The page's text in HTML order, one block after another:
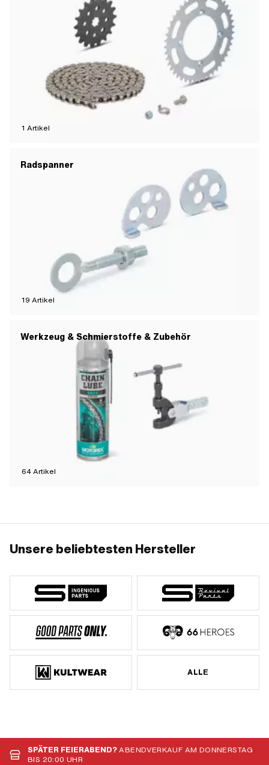
1 Artikel
Radspanner
19 Artikel
Werkzeug & Schmierstoffe & Zubehör
64Artikel
Unsere beliebtesten Hersteller
ALLE
SPÄTER FEIERABEND?ABENDVERKAUF AM DONNERSTAG
BIS 20:00 UHR